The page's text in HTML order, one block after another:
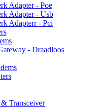
Adapter - Poe
Adapter - Usb
Adapterr - Pci
- Draadloos
Transceiver